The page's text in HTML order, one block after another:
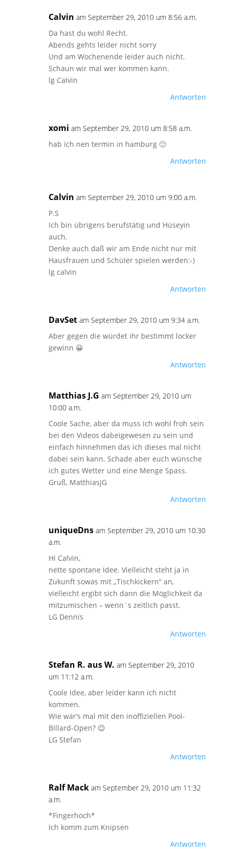
Calvin am September 29, 2010 um 8:56 a.m.
Da hast du wohl Recht.
Abends gehts leider nicht sorry
Und am Wochenende leider auch nicht.
Schaun wir mal wer kommen kann.
lg Calvin
Antworten
xomi am September 29, 2010 um 8:58 a.m.
hab ich nen termin in hamburg 🙁
Antworten
Calvin am September 29, 2010 um 9:00 a.m.
P.S
Ich bin übrigens berufstätig und Hüseyin
auch.
Denke auch daß wir am Ende nicht nur mit
Hausfrauen und Schüler spielen werden:-)
lg calvin
Antworten
DavSet am September 29, 2010 um 9:34 a.m.
Aber gegen die würdet ihr bestimmt locker
gewinn 😀
Antworten
Matthias J.G am September 29, 2010 um
10:00 a.m.
Coole Sache, aber da muss ich wohl froh sein
bei den Videos dabeigewesen zu sein und
einfach hinnehmen das ich dieses mal nicht
dabei sein kann. Schade aber euch wünsche
ich gutes Wetter und eine Menge Spass.
Gruß, MatthiasJG
Antworten
uniqueDns am September 29, 2010 um 10:30
a.m.
Hi Calvin,
nette spontane Idee. Vielleicht steht ja in
Zukunft sowas mit „Tischkickern“ an,
vielleicht ergibt sich dann die Möglichkeit da
mitzumischen – wenn´s zeitlich passt.
LG Dennis
Antworten
Stefan R. aus W. am September 29, 2010
um 11:12 a.m.
Coole Idee, aber leider kann ich nicht
kommen.
Wie wär’s mal mit den inoffiziellen Pool-
Billard-Open? 😉
LG Stefan
Antworten
Ralf Mack am September 29, 2010 um 11:32
a.m.
*Fingerhoch*
Ich komm zum Knipsen
Antworten